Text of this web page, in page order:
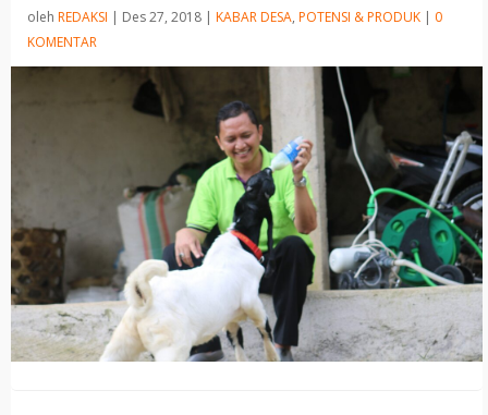
oleh REDAKSI | Des 27, 2018 | KABAR DESA, POTENSI & PRODUK | 0
KOMENTAR